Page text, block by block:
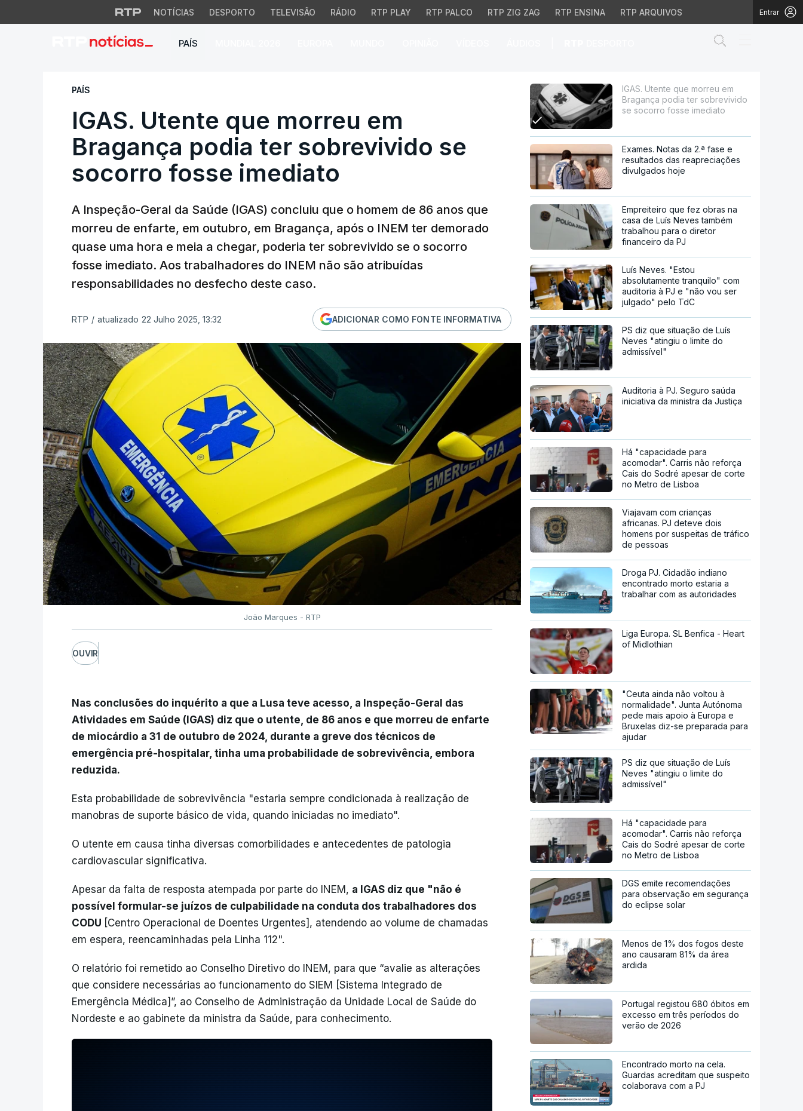
NOTÍCIAS DESPORTO TELEVISÃO RÁDIO RTP PLAY RTP PALCO RTP ZIG ZAG RTP ENSINA RTP ARQUIVOS Entrar
PAÍS
IGAS. Utente que morreu em Bragança podia ter sobrevivido se
PAÍS
IGAS. Utente que morreu em
Bragança podia ter sobrevivido se
socorro fosse imediato
A Inspeção-Geral da Saúde (IGAS) concluiu que o homem de 86 anos que
morreu de enfarte, em outubro, em Bragança, após o INEM ter demorado
quase uma hora e meia a chegar, poderia ter sobrevivido se o socorro
fosse imediato. Aos trabalhadores do INEM não são atribuídas
responsabilidades no desfecho deste caso.
RTP / atualizado 22 Julho 2025, 13:32 ADICIONAR COMO FONTE INFORMATIVA
João Marques - RTP
OUVIR
Nas conclusões do inquérito a que a Lusa teve acesso, a Inspeção-Geral das
Atividades em Saúde (IGAS) diz que o utente, de 86 anos e que morreu de enfarte
de miocárdio a 31 de outubro de 2024, durante a greve dos técnicos de
emergência pré-hospitalar, tinha uma probabilidade de sobrevivência, embora
reduzida.
Esta probabilidade de sobrevivência "estaria sempre condicionada à realização de
manobras de suporte básico de vida, quando iniciadas no imediato".
O utente em causa tinha diversas comorbilidades e antecedentes de patologia
cardiovascular significativa.
Apesar da falta de resposta atempada por parte do INEM, a IGAS diz que "não é
possível formular-se juízos de culpabilidade na conduta dos trabalhadores dos
CODU [Centro Operacional de Doentes Urgentes], atendendo ao volume de chamadas
em espera, reencaminhadas pela Linha 112".
O relatório foi remetido ao Conselho Diretivo do INEM, para que “avalie as alterações
que considere necessárias ao funcionamento do SIEM [Sistema Integrado de
Emergência Médica]”, ao Conselho de Administração da Unidade Local de Saúde do
Nordeste e ao gabinete da ministra da Saúde, para conhecimento.
IGAS. Utente que morreu em
Bragança podia ter sobrevivido
se socorro fosse imediato
Exames. Notas da 2.ª fase e
resultados das reapreciações
divulgados hoje
Empreiteiro que fez obras na
casa de Luís Neves também
trabalhou para o diretor
financeiro da PJ
Luís Neves. "Estou
absolutamente tranquilo" com
auditoria à PJ e "não vou ser
julgado" pelo TdC
PS diz que situação de Luís
Neves "atingiu o limite do
admissível"
Auditoria à PJ. Seguro saúda
iniciativa da ministra da Justiça
Há "capacidade para
acomodar". Carris não reforça
Cais do Sodré apesar de corte
no Metro de Lisboa
Viajavam com crianças
africanas. PJ deteve dois
homens por suspeitas de tráfico
de pessoas
Droga PJ. Cidadão indiano
encontrado morto estaria a
trabalhar com as autoridades
Liga Europa. SL Benfica - Heart
of Midlothian
"Ceuta ainda não voltou à
normalidade". Junta Autónoma
pede mais apoio à Europa e
Bruxelas diz-se preparada para
ajudar
PS diz que situação de Luís
Neves "atingiu o limite do
admissível"
Há "capacidade para
acomodar". Carris não reforça
Cais do Sodré apesar de corte
no Metro de Lisboa
DGS emite recomendações
para observação em segurança
do eclipse solar
Menos de 1% dos fogos deste
ano causaram 81% da área
ardida
Portugal registou 680 óbitos em
excesso em três períodos do
verão de 2026
Encontrado morto na cela.
Guardas acreditam que suspeito
colaborava com a PJ